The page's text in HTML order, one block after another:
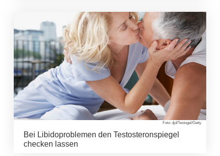
Foto: djd/Testogel/Getty
Bei Libidoproblemen den Testosteronspiegel
checken lassen